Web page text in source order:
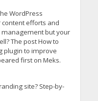
WordPress
efforts and
but your
The post How to
plugin to improve
first on Meks.
site? Step-by-